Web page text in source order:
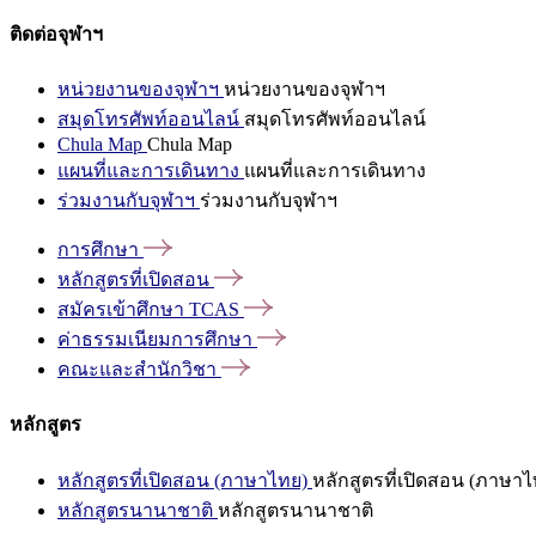
ติดต่อจุฬาฯ
หน่วยงานของจุฬาฯ หน่วยงานของจุฬาฯ
สมุดโทรศัพท์ออนไลน์ สมุดโทรศัพท์ออนไลน์
Chula Map Chula Map
แผนที่และการเดินทาง แผนที่และการเดินทาง
ร่วมงานกับจุฬาฯ ร่วมงานกับจุฬาฯ
การศึกษา
หลักสูตรที่เปิดสอน
สมัครเข้าศึกษา TCAS
ค่าธรรมเนียมการศึกษา
คณะและสำนักวิชา
หลักสูตร
หลักสูตรที่เปิดสอน (ภาษาไทย) หลักสูตรที่เปิดสอน (ภาษาไ
หลักสูตรนานาชาติ หลักสูตรนานาชาติ